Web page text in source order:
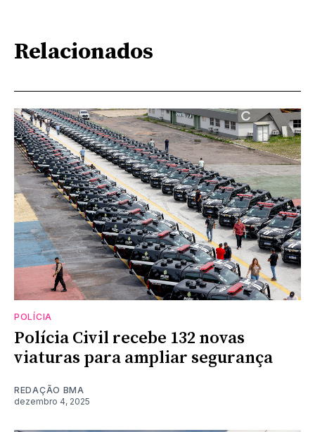
Relacionados
POLÍCIA
Polícia Civil recebe 132 novas
viaturas para ampliar segurança
REDAÇÃO BMA
dezembro 4, 2025